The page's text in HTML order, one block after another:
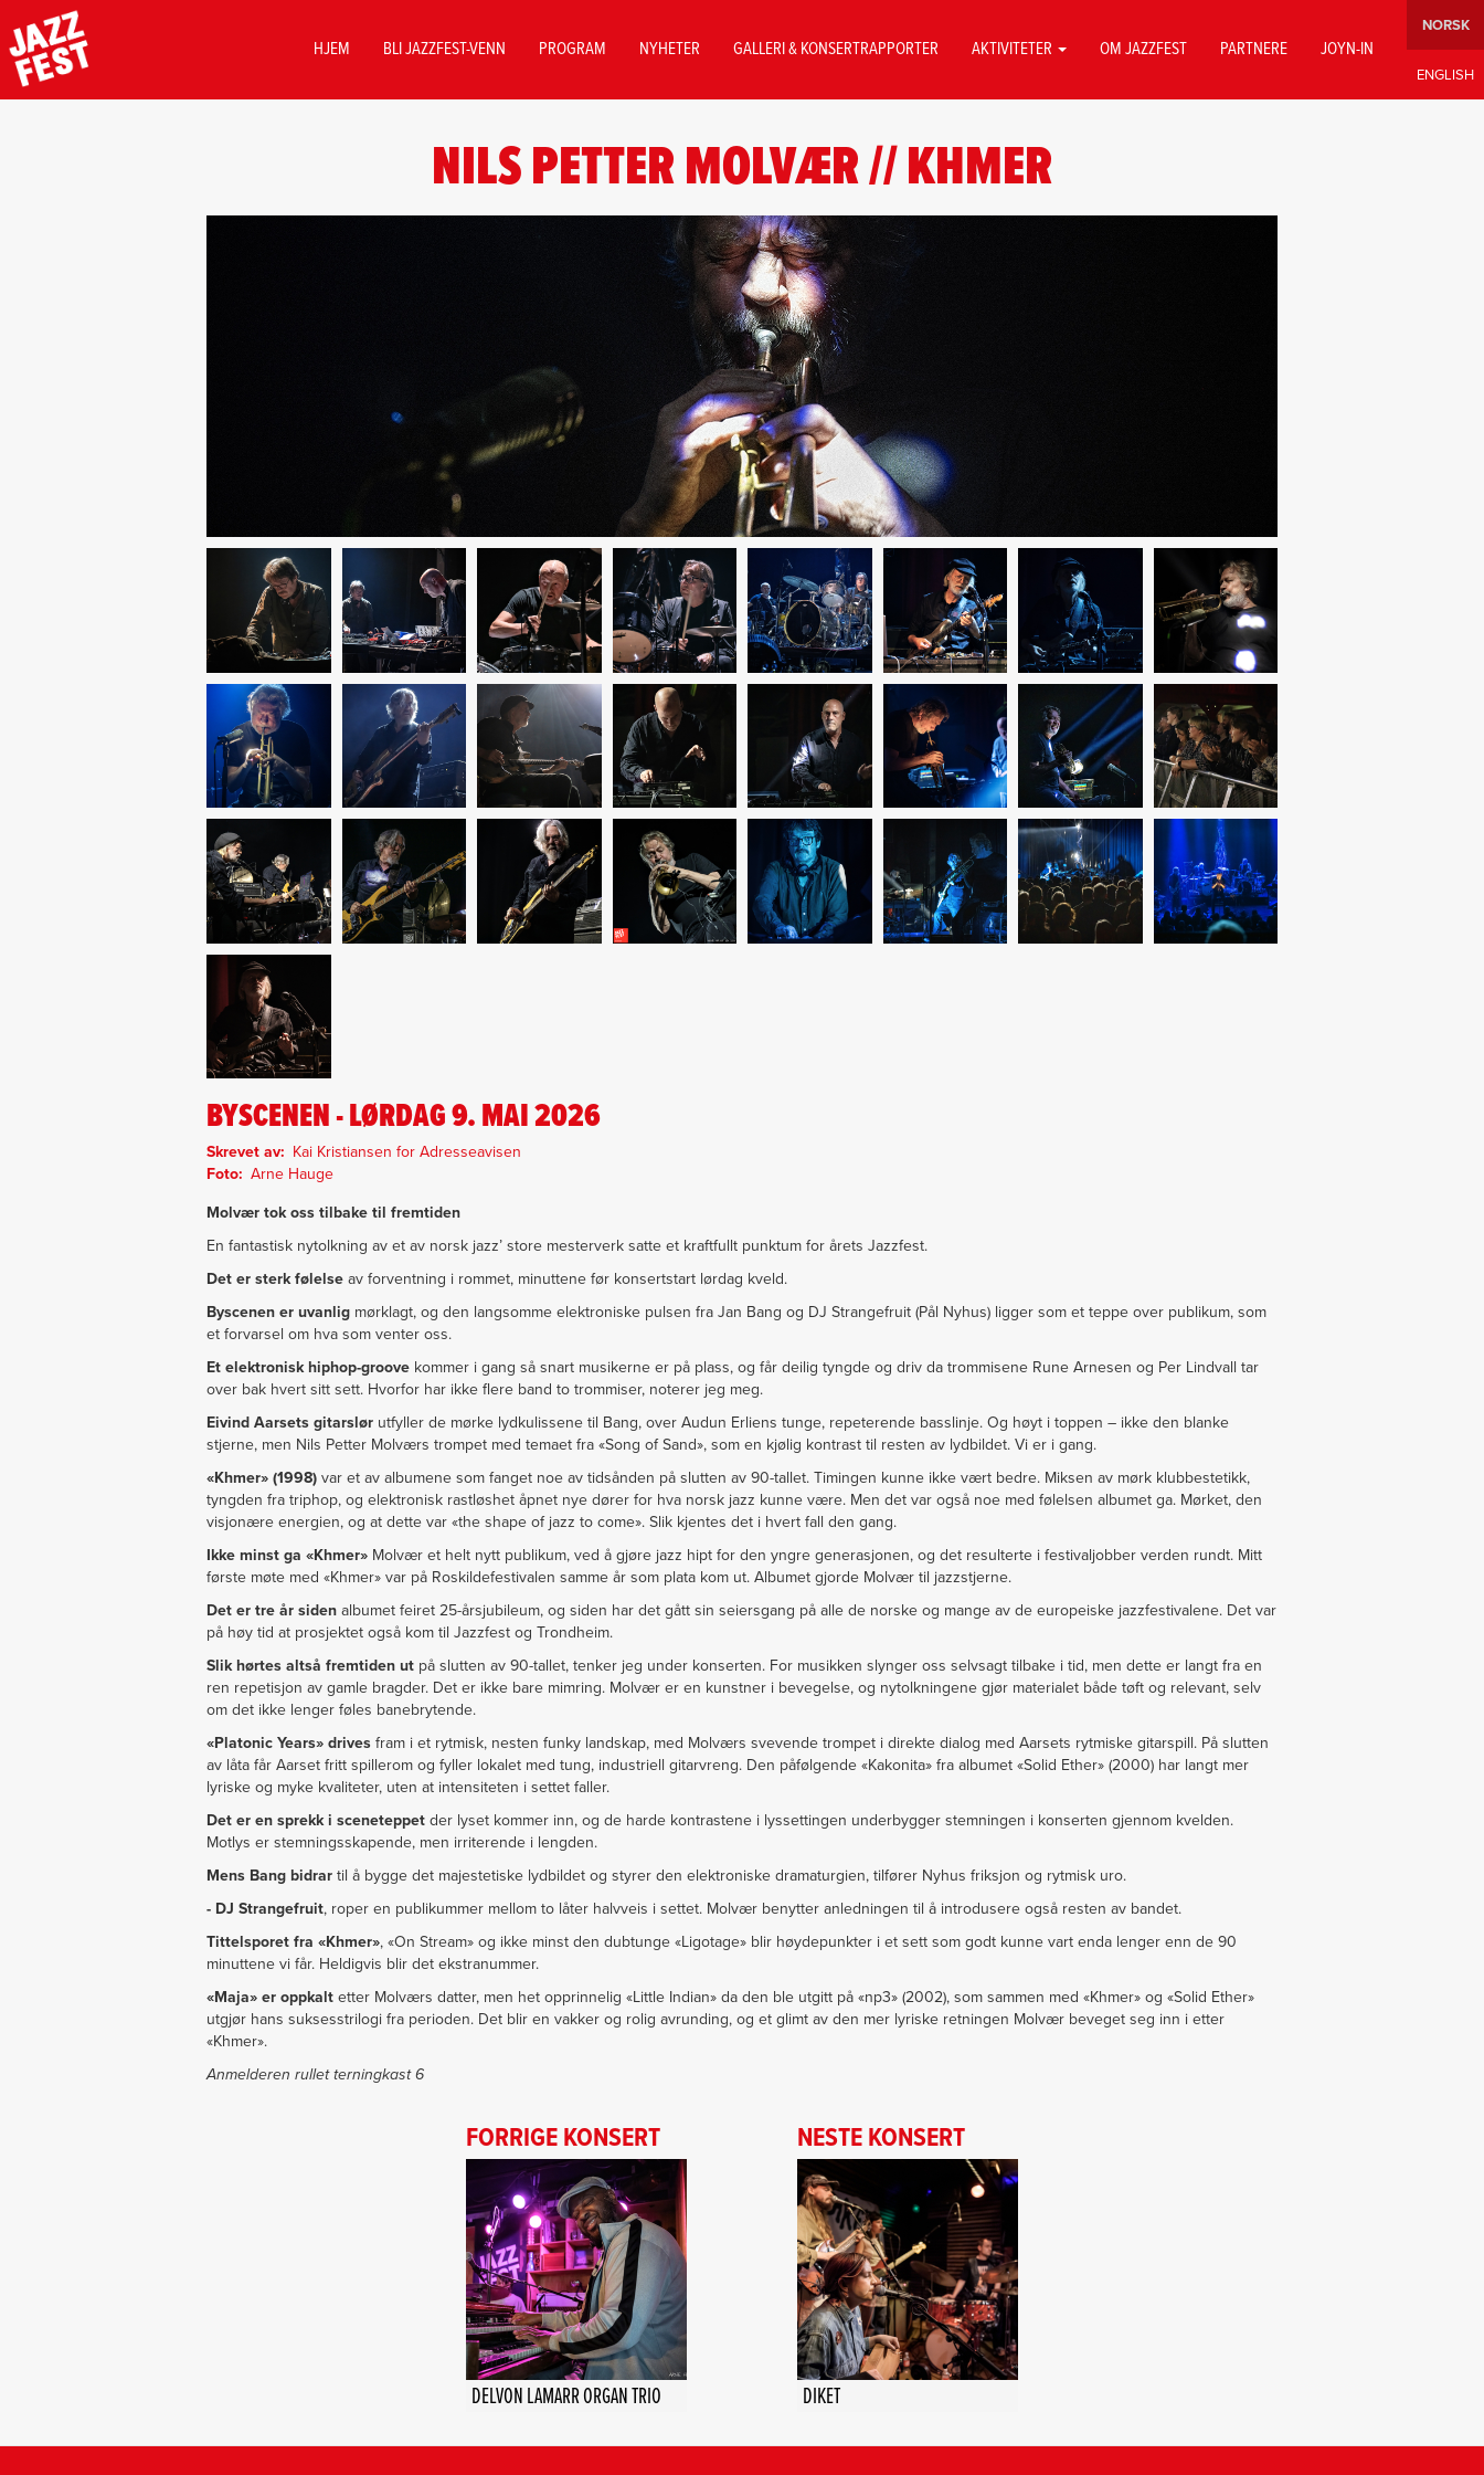
HJEM BLI JAZZFEST-VENN PROGRAM NYHETER GALLERI & KONSERTRAPPORTER AKTIVITETER OM JAZZFEST PARTNERE JOYN-IN
NILS PETTER MOLVÆR // KHMER
BYSCENEN - LØRDAG 9. MAI 2026
Skrevet av
Kai Kristiansen for Adresseavisen
Foto
Arne Hauge
Molvær tok oss tilbake til fremtiden
En fantastisk nytolkning av et av norsk jazz’ store mesterverk satte et kraftfullt punktum for årets Jazzfest.
Det er sterk følelse av forventning i rommet, minuttene før konsertstart lørdag kveld.
Byscenen er uvanlig mørklagt, og den langsomme elektroniske pulsen fra Jan Bang og DJ Strangefruit (Pål Nyhus) ligger som et teppe over publikum, som
et forvarsel om hva som venter oss.
Et elektronisk hiphop-groove kommer i gang så snart musikerne er på plass, og får deilig tyngde og driv da trommisene Rune Arnesen og Per Lindvall tar
over bak hvert sitt sett. Hvorfor har ikke flere band to trommiser, noterer jeg meg.
Eivind Aarsets gitarslør utfyller de mørke lydkulissene til Bang, over Audun Erliens tunge, repeterende basslinje. Og høyt i toppen – ikke den blanke
stjerne, men Nils Petter Molværs trompet med temaet fra «Song of Sand», som en kjølig kontrast til resten av lydbildet. Vi er i gang.
«Khmer» (1998) var et av albumene som fanget noe av tidsånden på slutten av 90-tallet. Timingen kunne ikke vært bedre. Miksen av mørk klubbestetikk,
tyngden fra triphop, og elektronisk rastløshet åpnet nye dører for hva norsk jazz kunne være. Men det var også noe med følelsen albumet ga. Mørket, den
visjonære energien, og at dette var «the shape of jazz to come». Slik kjentes det i hvert fall den gang.
Ikke minst ga «Khmer» Molvær et helt nytt publikum, ved å gjøre jazz hipt for den yngre generasjonen, og det resulterte i festivaljobber verden rundt. Mitt
første møte med «Khmer» var på Roskildefestivalen samme år som plata kom ut. Albumet gjorde Molvær til jazzstjerne.
Det er tre år siden albumet feiret 25-årsjubileum, og siden har det gått sin seiersgang på alle de norske og mange av de europeiske jazzfestivalene. Det var
på høy tid at prosjektet også kom til Jazzfest og Trondheim.
Slik hørtes altså fremtiden ut på slutten av 90-tallet, tenker jeg under konserten. For musikken slynger oss selvsagt tilbake i tid, men dette er langt fra en
ren repetisjon av gamle bragder. Det er ikke bare mimring. Molvær er en kunstner i bevegelse, og nytolkningene gjør materialet både tøft og relevant, selv
om det ikke lenger føles banebrytende.
«Platonic Years» drives fram i et rytmisk, nesten funky landskap, med Molværs svevende trompet i direkte dialog med Aarsets rytmiske gitarspill. På slutten
av låta får Aarset fritt spillerom og fyller lokalet med tung, industriell gitarvreng. Den påfølgende «Kakonita» fra albumet «Solid Ether» (2000) har langt mer
lyriske og myke kvaliteter, uten at intensiteten i settet faller.
Det er en sprekk i sceneteppet der lyset kommer inn, og de harde kontrastene i lyssettingen underbygger stemningen i konserten gjennom kvelden.
Motlys er stemningsskapende, men irriterende i lengden.
Mens Bang bidrar til å bygge det majestetiske lydbildet og styrer den elektroniske dramaturgien, tilfører Nyhus friksjon og rytmisk uro.
- DJ Strangefruit, roper en publikummer mellom to låter halvveis i settet. Molvær benytter anledningen til å introdusere også resten av bandet.
Tittelsporet fra «Khmer», «On Stream» og ikke minst den dubtunge «Ligotage» blir høydepunkter i et sett som godt kunne vart enda lenger enn de 90
minuttene vi får. Heldigvis blir det ekstranummer.
«Maja» er oppkalt etter Molværs datter, men het opprinnelig «Little Indian» da den ble utgitt på «np3» (2002), som sammen med «Khmer» og «Solid Ether»
utgjør hans suksesstrilogi fra perioden. Det blir en vakker og rolig avrunding, og et glimt av den mer lyriske retningen Molvær beveget seg inn i etter
«Khmer».
Anmelderen rullet terningkast 6
FORRIGE KONSERT
DELVON LAMARR ORGAN TRIO
NESTE KONSERT
DIKET